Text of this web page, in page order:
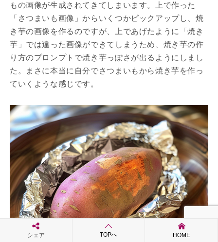
もの画像が生成されてきてしまいます。上で作った
「さつまいも画像」からいくつかピックアップし、焼
き芋の画像を作るのですが、上であげたように「焼き
芋」では違った画像ができてしまうため、焼き芋の作
り方のプロンプトで焼き芋っぽさが出るようにしまし
た。まさに本当に自分でさつまいもから焼き芋を作っ
ていくような感じです。
シェア TOPへ HOME